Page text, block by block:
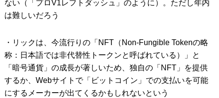
ない（「プロV1レフトダッシュ」のように）。ただし年内
は難しいだろう
・リックは、今流行りの「NFT（Non-Fungible Tokenの略
称：日本語では非代替性トークンと呼ばれている）」と
「暗号通貨」の成長が著しいため、独自の「NFT」を提供
するか、Webサイトで「ビットコイン」での支払いを可能
にするメーカーが出てくるかもしれないという